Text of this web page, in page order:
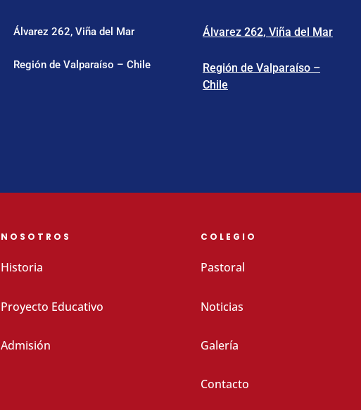
Álvarez 262, Viña del Mar
Región de Valparaíso – Chile
Álvarez 262, Viña del Mar
Región de Valparaíso –
Chile
NOSOTROS
Historia
Proyecto Educativo
Admisión
COLEGIO
Pastoral
Noticias
Galería
Contacto